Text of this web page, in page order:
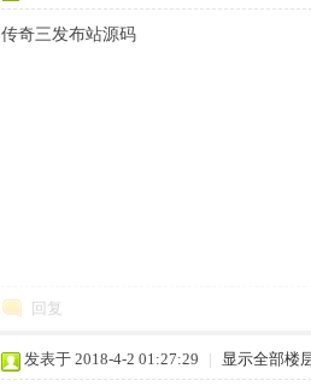
传奇三发布站源码
回复
发表于 2018-4-2 01:27:29 | 显示全部楼